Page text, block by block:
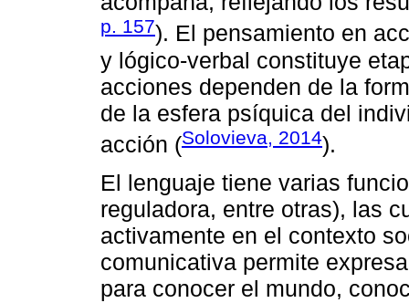
p. 157). El pensamiento en
y lógico-verbal constituye
acciones dependen de la
de la esfera psíquica del
acción (Solovieva, 2014).
El lenguaje tiene varias
reguladora, entre otras), las
activamente en el contexto
comunicativa permite
para conocer el mundo,